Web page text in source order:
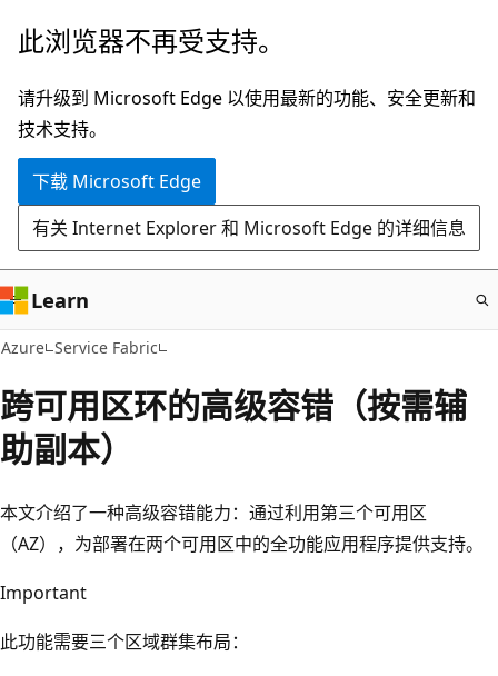
跳
主
要
内
此浏览器不再受支持。
请升级到 Microsoft Edge 以使用最新的功能、安全更新和
技术支持。
下载 Microsoft Edge
有关 Internet Explorer 和 Microsoft Edge 的详细信息
Learn
Azure Service Fabric
跨可用区环的高级容错（按需辅
助副本）
本文介绍了一种高级容错能力：通过利用第三个可用区
（AZ），为部署在两个可用区中的全功能应用程序提供支持。
Important
此功能需要三个区域群集布局：